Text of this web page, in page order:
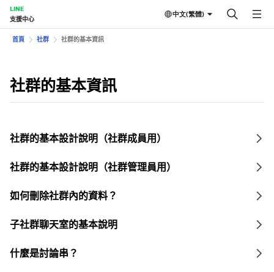
LINE
支援中心
中文(繁體)
首頁 社群 社群的基本資訊
社群的基本資訊
社群的基本設計說明（社群成員用）
社群的基本設計說明（社群管理員用）
如何刪除社群內的資料？
子社群聊天室的基本說明
什麼是討論串？